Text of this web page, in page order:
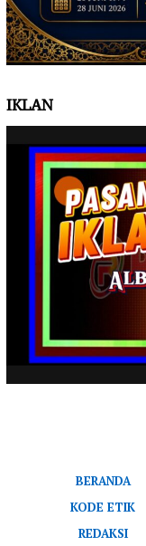
IKLAN
BERANDA
KODE ETIK
REDAKSI